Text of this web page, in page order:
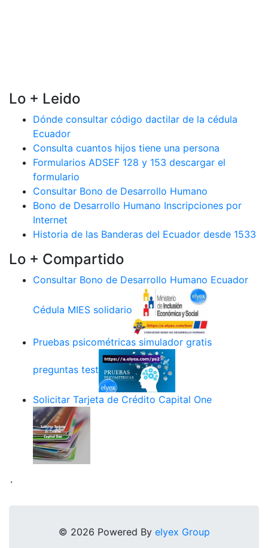
Lo + Leido
Dónde consultar código dactilar de la cédula
Ecuador
Consulta cuantos hijos tiene una persona
Formularios ADSEF 128 y 153 descargar el
formulario
Consultar Bono de Desarrollo Humano
Bono de Desarrollo Humano Inscripciones por
Internet
Historia de las Banderas del Ecuador desde 1533
Lo + Compartido
Consultar Bono de Desarrollo Humano Ecuador
Cédula MIES solidario
Pruebas psicométricas simulador gratis
preguntas test
Solicitar Tarjeta de Crédito Capital One
.
© 2026 Powered By elyex Group